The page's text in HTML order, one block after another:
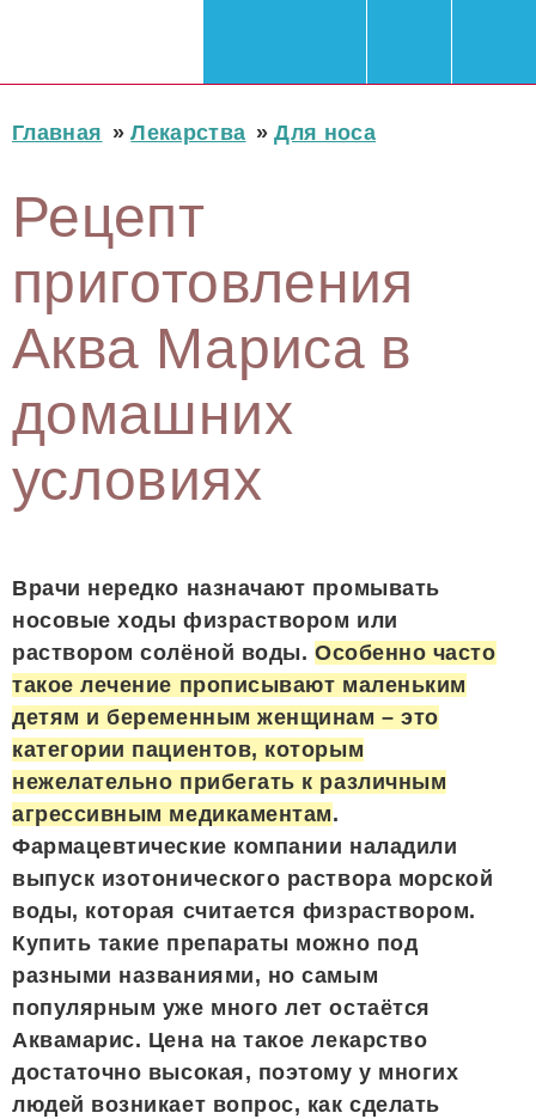
Главная »Лекарства »Для носа
Рецепт
приготовления
Аква Мариса в
домашних
условиях
Врачи нередко назначают промывать
носовые ходы физраствором или
раствором солёной воды. Особенно часто
такое лечение прописывают маленьким
детям и беременным женщинам – это
категории пациентов, которым
нежелательно прибегать к различным
агрессивным медикаментам.
Фармацевтические компании наладили
выпуск изотонического раствора морской
воды, которая считается физраствором.
Купить такие препараты можно под
разными названиями, но самым
популярным уже много лет остаётся
Аквамарис. Цена на такое лекарство
достаточно высокая, поэтому у многих
людей возникает вопрос, как сделать